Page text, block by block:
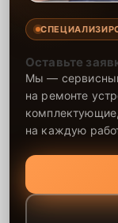
Оставьте
Мы —
на ремонте
на каждую